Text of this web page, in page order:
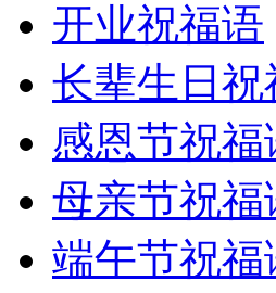
开业祝福语
长辈生日祝
感恩节祝福
母亲节祝福
端午节祝福